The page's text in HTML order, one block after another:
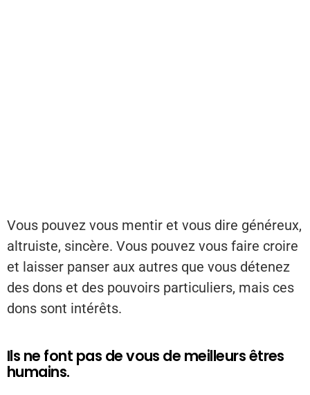
Vous pouvez vous mentir et vous dire généreux,
altruiste, sincère. Vous pouvez vous faire croire
et laisser panser aux autres que vous détenez
des dons et des pouvoirs particuliers, mais ces
dons sont intérêts.
Ils ne font pas de vous de meilleurs êtres
humains.